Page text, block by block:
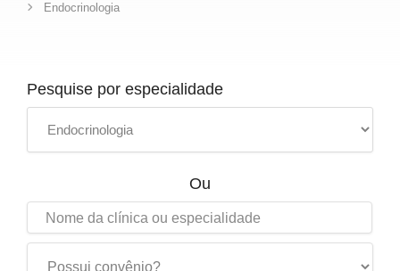
Endocrinologia
Pesquise por especialidade
Ou